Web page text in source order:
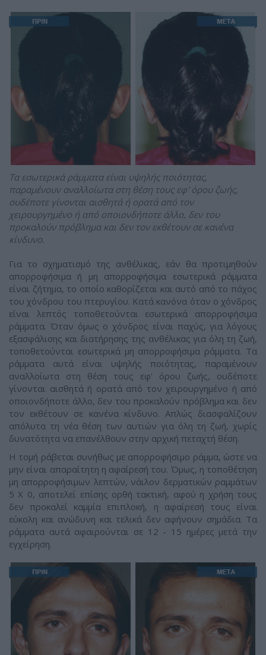
Τα εσωτερικά ράμματα είναι υψηλής ποιότητας,
παραμένουν αναλλοίωτα στη θέση τους εφ' όρου ζωής,
ουδέποτε γίνονται αισθητά ή ορατά από τον
χειρουργημένο ή από οποιονδήποτε άλλο, δεν του
προκαλούν πρόβλημα και δεν τον εκθέτουν σε κανένα
κίνδυνο.
Για το σχηματισμό της ανθέλικας, εάν θα προτιμηθούν
απορροφήσιμα ή μη απορροφήσιμα εσωτερικά ράμματα
είναι ζήτημα, το οποίο καθορίζεται και αυτό από το πάχος
του χόνδρου του πτερυγίου. Κατά κανόνα όταν ο χόνδρος
είναι λεπτός τοποθετούνται εσωτερικά απορροφήσιμα
ράμματα. Όταν όμως ο χόνδρος είναι παχύς, για λόγους
εξασφάλισης και διατήρησης της ανθέλικας για όλη τη ζωή,
τοποθετούνται εσωτερικά μη απορροφήσιμα ράμματα. Τα
ράμματα αυτά είναι υψηλής ποιότητας, παραμένουν
αναλλοίωτα στη θέση τους εφ' όρου ζωής, ουδέποτε
γίνονται αισθητά ή ορατά από τον χειρουργημένο ή από
οποιονδήποτε άλλο, δεν του προκαλούν πρόβλημα και δεν
τον εκθέτουν σε κανένα κίνδυνο. Απλώς διασφαλίζουν
απόλυτα τη νέα θέση των αυτιών για όλη τη ζωή, χωρίς
δυνατότητα να επανέλθουν στην αρχική πεταχτή θέση.
H τομή ράβεται συνήθως με απορροφήσιμο ράμμα, ώστε να
μην είναι απαραίτητη η αφαίρεσή του. Όμως, η τοποθέτηση
μη απορροφήσιμων λεπτών, νάιλον δερματικών ραμμάτων
5 Χ 0, αποτελεί επίσης ορθή τακτική, αφού η χρήση τους
δεν προκαλεί καμμία επιπλοκή, η αφαίρεσή τους είναι
εύκολη και ανώδυνη και τελικά δεν αφήνουν σημάδια. Τα
ράμματα αυτά αφαιρούνται σε 12 - 15 ημέρες μετά την
εγχείρηση.